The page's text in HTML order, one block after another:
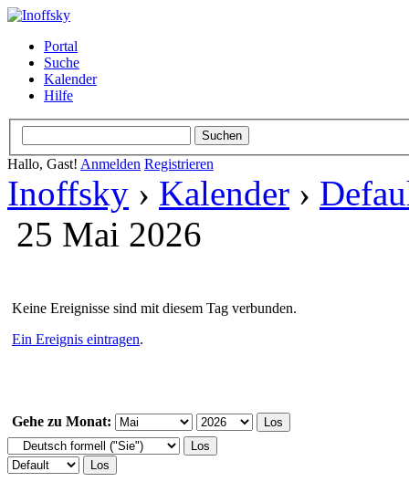
Portal
Suche
Kalender
Hilfe
Hallo, Gast! Anmelden Registrieren
Inoffsky › Kalender ›
25 Mai 2026
Keine Ereignisse sind mit diesem Tag verbunden.
Ein Ereignis eintragen.
Gehe zu Monat: